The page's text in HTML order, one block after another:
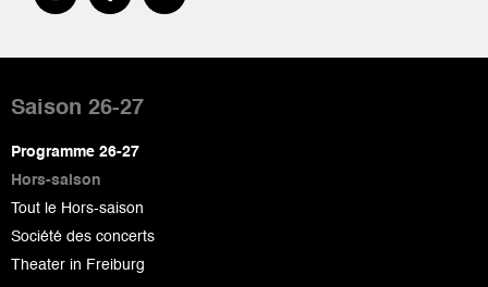
de
page
Saison 26-27
Programme 26-27
Hors-saison
Tout le Hors-saison
Société des concerts
Theater in Freiburg